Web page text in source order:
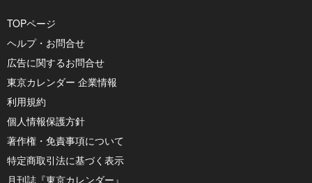
TOPページ
ヘルプ・お問合せ
広告に関するお問合せ
東京カレンダー 企業情報
利用規約
個人情報保護方針
著作権・免責事項について
特定商取引法に基づく表示
月刊誌『東京カレンダー』